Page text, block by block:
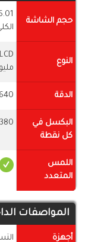
حجم الشاشة
النوع
الدقة 1640 ×
البكسل في
كل نقطة
380 بكسل
اللمس
المتعدد
المواصفات
أجهزة